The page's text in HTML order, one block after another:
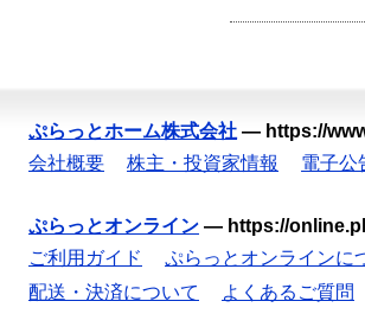
ぷらっとホーム株式会社 — https://
会社概要
株主・投資家情報 電子公
ぷらっとオンライン — https://
ご利用ガイド
ぷらっとオンラインに
配送・決済について
よくあるご質問